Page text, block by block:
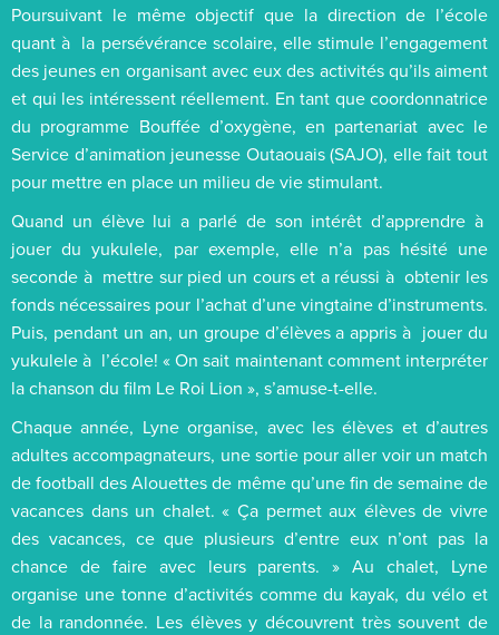
Poursuivant le même objectif que la direction de l’école
quant à la persévérance scolaire, elle stimule l’engagement
des jeunes en organisant avec eux des activités qu’ils aiment
et qui les intéressent réellement. En tant que coordonnatrice
du programme Bouffée d’oxygène, en partenariat avec le
Service d’animation jeunesse Outaouais (SAJO), elle fait tout
pour mettre en place un milieu de vie stimulant.
Quand un élève lui a parlé de son intérêt d’apprendre à
jouer du yukulele, par exemple, elle n’a pas hésité une
seconde à mettre sur pied un cours et a réussi à obtenir les
fonds nécessaires pour l’achat d’une vingtaine d’instruments.
Puis, pendant un an, un groupe d’élèves a appris à jouer du
yukulele à l’école! « On sait maintenant comment interpréter
la chanson du film Le Roi Lion », s’amuse-t-elle.
Chaque année, Lyne organise, avec les élèves et d’autres
adultes accompagnateurs, une sortie pour aller voir un match
de football des Alouettes de même qu’une fin de semaine de
vacances dans un chalet. « Ça permet aux élèves de vivre
des vacances, ce que plusieurs d’entre eux n’ont pas la
chance de faire avec leurs parents. » Au chalet, Lyne
organise une tonne d’activités comme du kayak, du vélo et
de la randonnée. Les élèves y découvrent très souvent de